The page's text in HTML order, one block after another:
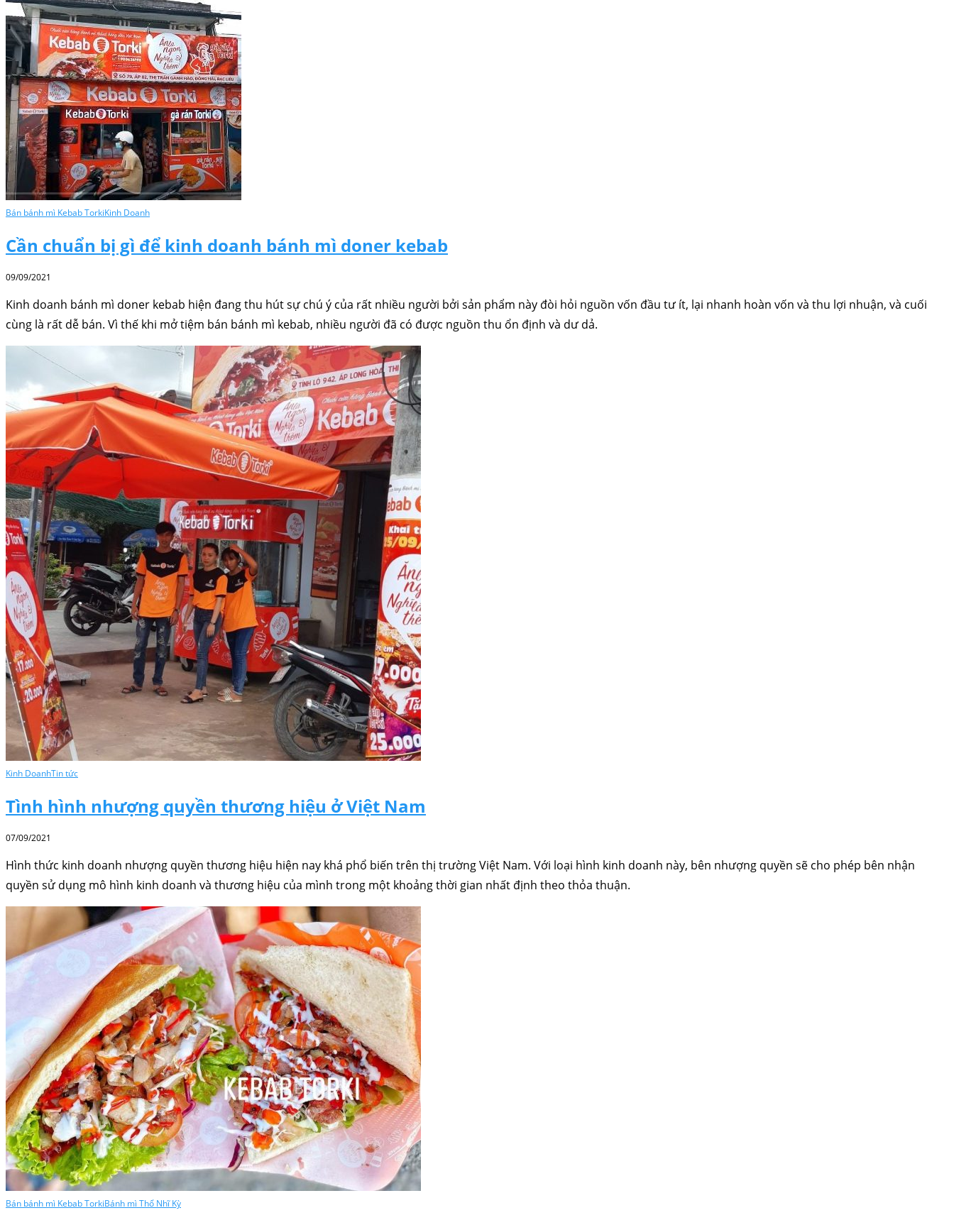
Bán bánh mì Kebab TorkiKinh Doanh
Cần chuẩn bị gì để kinh doanh bánh mì doner kebab
09/09/2021
Kinh doanh bánh mì doner kebab hiện đang thu hút sự chú ý của rất nhiều người bởi sản phẩm này đòi hỏi nguồn vốn đầu tư ít, lại nhanh hoàn vốn và thu lợi nhuận, và cuối
cùng là rất dễ bán. Vì thế khi mở tiệm bán bánh mì kebab, nhiều người đã có được nguồn thu ổn định và dư dả.
Kinh DoanhTin tức
Tình hình nhượng quyền thương hiệu ở Việt Nam
07/09/2021
Hình thức kinh doanh nhượng quyền thương hiệu hiện nay khá phổ biến trên thị trường Việt Nam. Với loại hình kinh doanh này, bên nhượng quyền sẽ cho phép bên nhận
quyền sử dụng mô hình kinh doanh và thương hiệu của mình trong một khoảng thời gian nhất định theo thỏa thuận.
Bán bánh mì Kebab TorkiBánh mì Thổ Nhĩ Kỳ